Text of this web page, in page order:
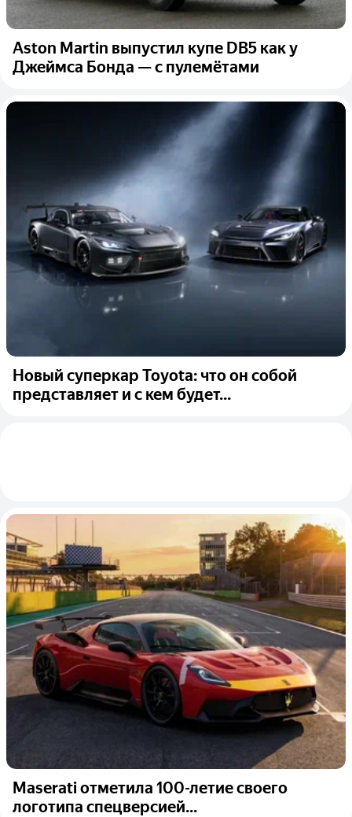
Aston Martin выпустил купе DB5 как у
Джеймса Бонда — с пулемётами
Новый суперкар Toyota: что он собой
представляет и с кем будет...
Maserati отметила 100-летие своего
логотипа спецверсией...